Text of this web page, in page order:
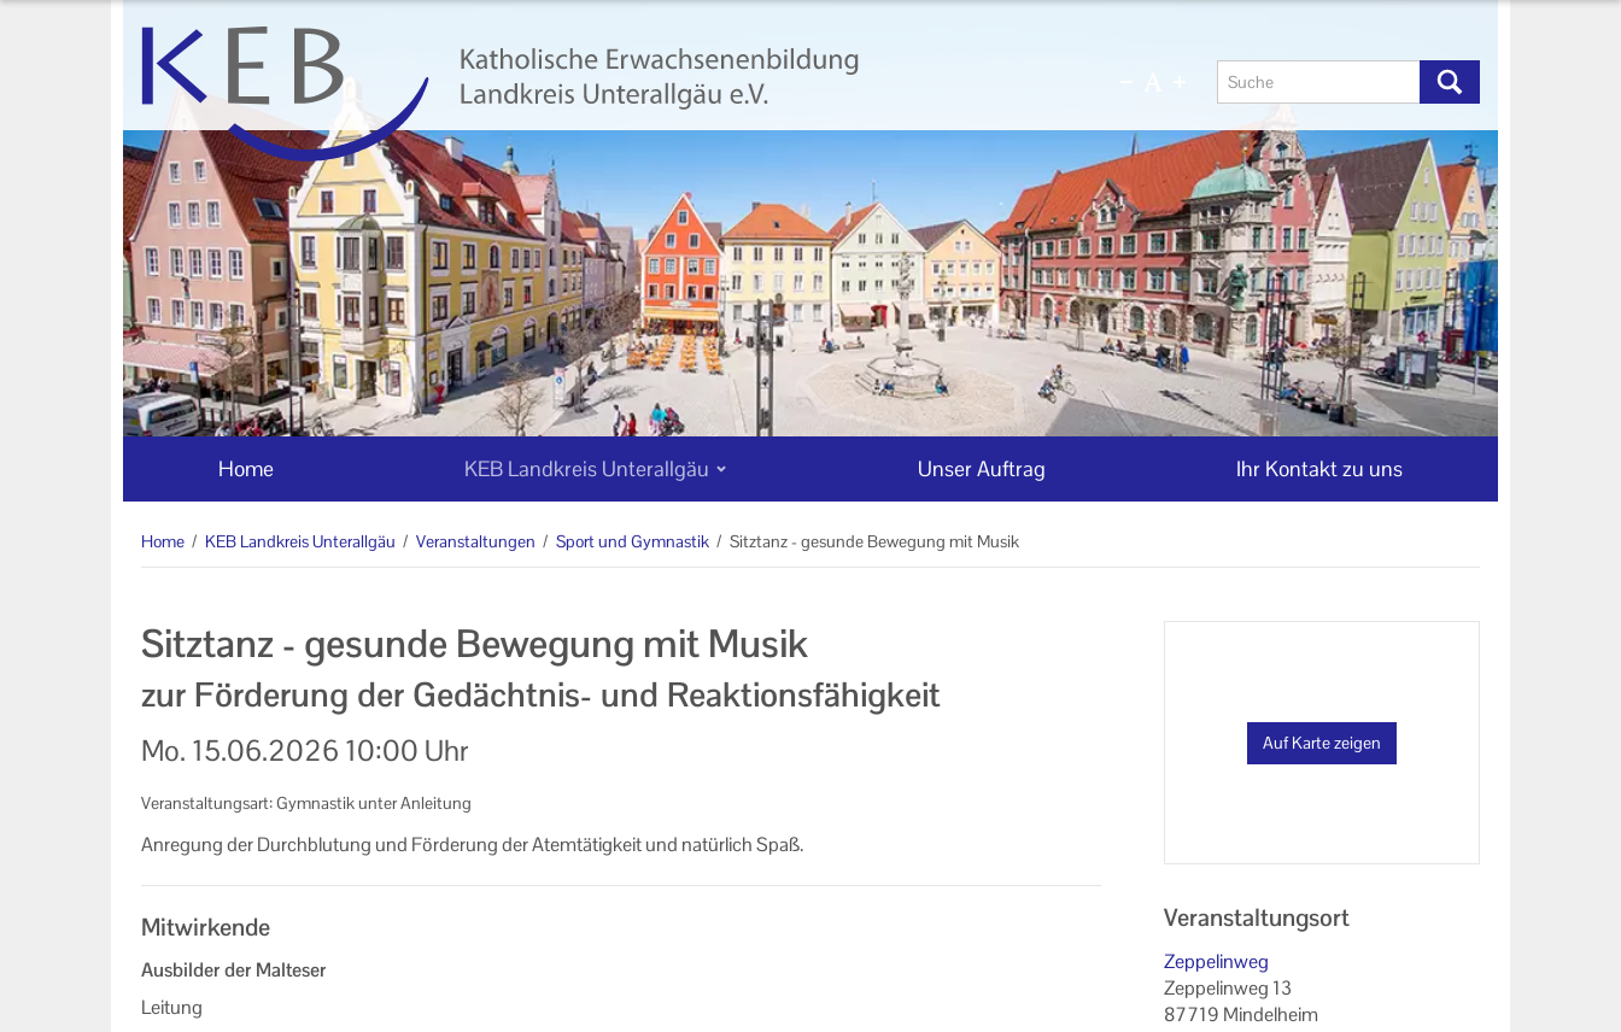
Home KEB Landkreis Unterallgäu Unser Auftrag Ihr Kontakt zu uns
Home / KEB Landkreis Unterallgäu / Veranstaltungen / Sport und Gymnastik / Sitztanz - gesunde Bewegung mit Musik
Sitztanz - gesunde Bewegung mit Musik
zur Förderung der Gedächtnis- und Reaktionsfähigkeit
Mo. 15.06.2026 10:00 Uhr
Veranstaltungsart: Gymnastik unter Anleitung
An­re­gung der Durch­blu­tung und För­de­rung der Atem­tä­tig­keit und na­tür­lich Spaß.
Mitwirkende
Ausbilder der Malteser
Leitung
Auf Karte zeigen
Veranstaltungsort
Zeppelinweg
Zeppelinweg 13
87719 Mindelheim
KEB Landkreis Unterallgäu
Willkommen
Geschäftsstelle
Vorstand und Beirat der KEB
Landkreis Unterallgäu
Mitglieder der KEB Landkreis
Datenschutzerklärung